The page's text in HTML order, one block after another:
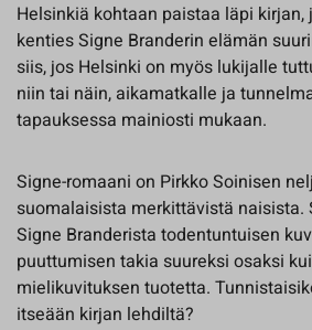
Helsinkiä kohtaan paistaa läpi kirjan,
kenties Signe Branderin elämän
siis, jos Helsinki on myös lukijalle
niin tai näin, aikamatkalle ja
tapauksessa mainiosti mukaan.
Signe-romaani on Pirkko Soinisen
suomalaisista merkittävistä naisista.
Signe Branderista todentuntuisen
puuttumisen takia suureksi osaksi
mielikuvituksen tuotetta.
itseään kirjan lehdiltä?